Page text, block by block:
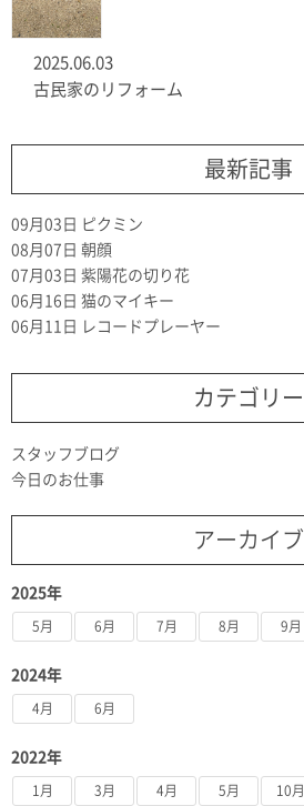
2025.06.03
古民家のリフォーム
最新記事
09月03日
ピクミン
08月07日 朝顔
07月03日 紫陽花の切り花
06月16日 猫のマイキー
06月11日
レコードプレーヤー
カテゴリー
スタッフブログ
今日のお仕事
アーカイブ
2025年
5月 6月 7月 8月 9月
2024年
4月 6月
2022年
1月 3月 4月 5月 10月